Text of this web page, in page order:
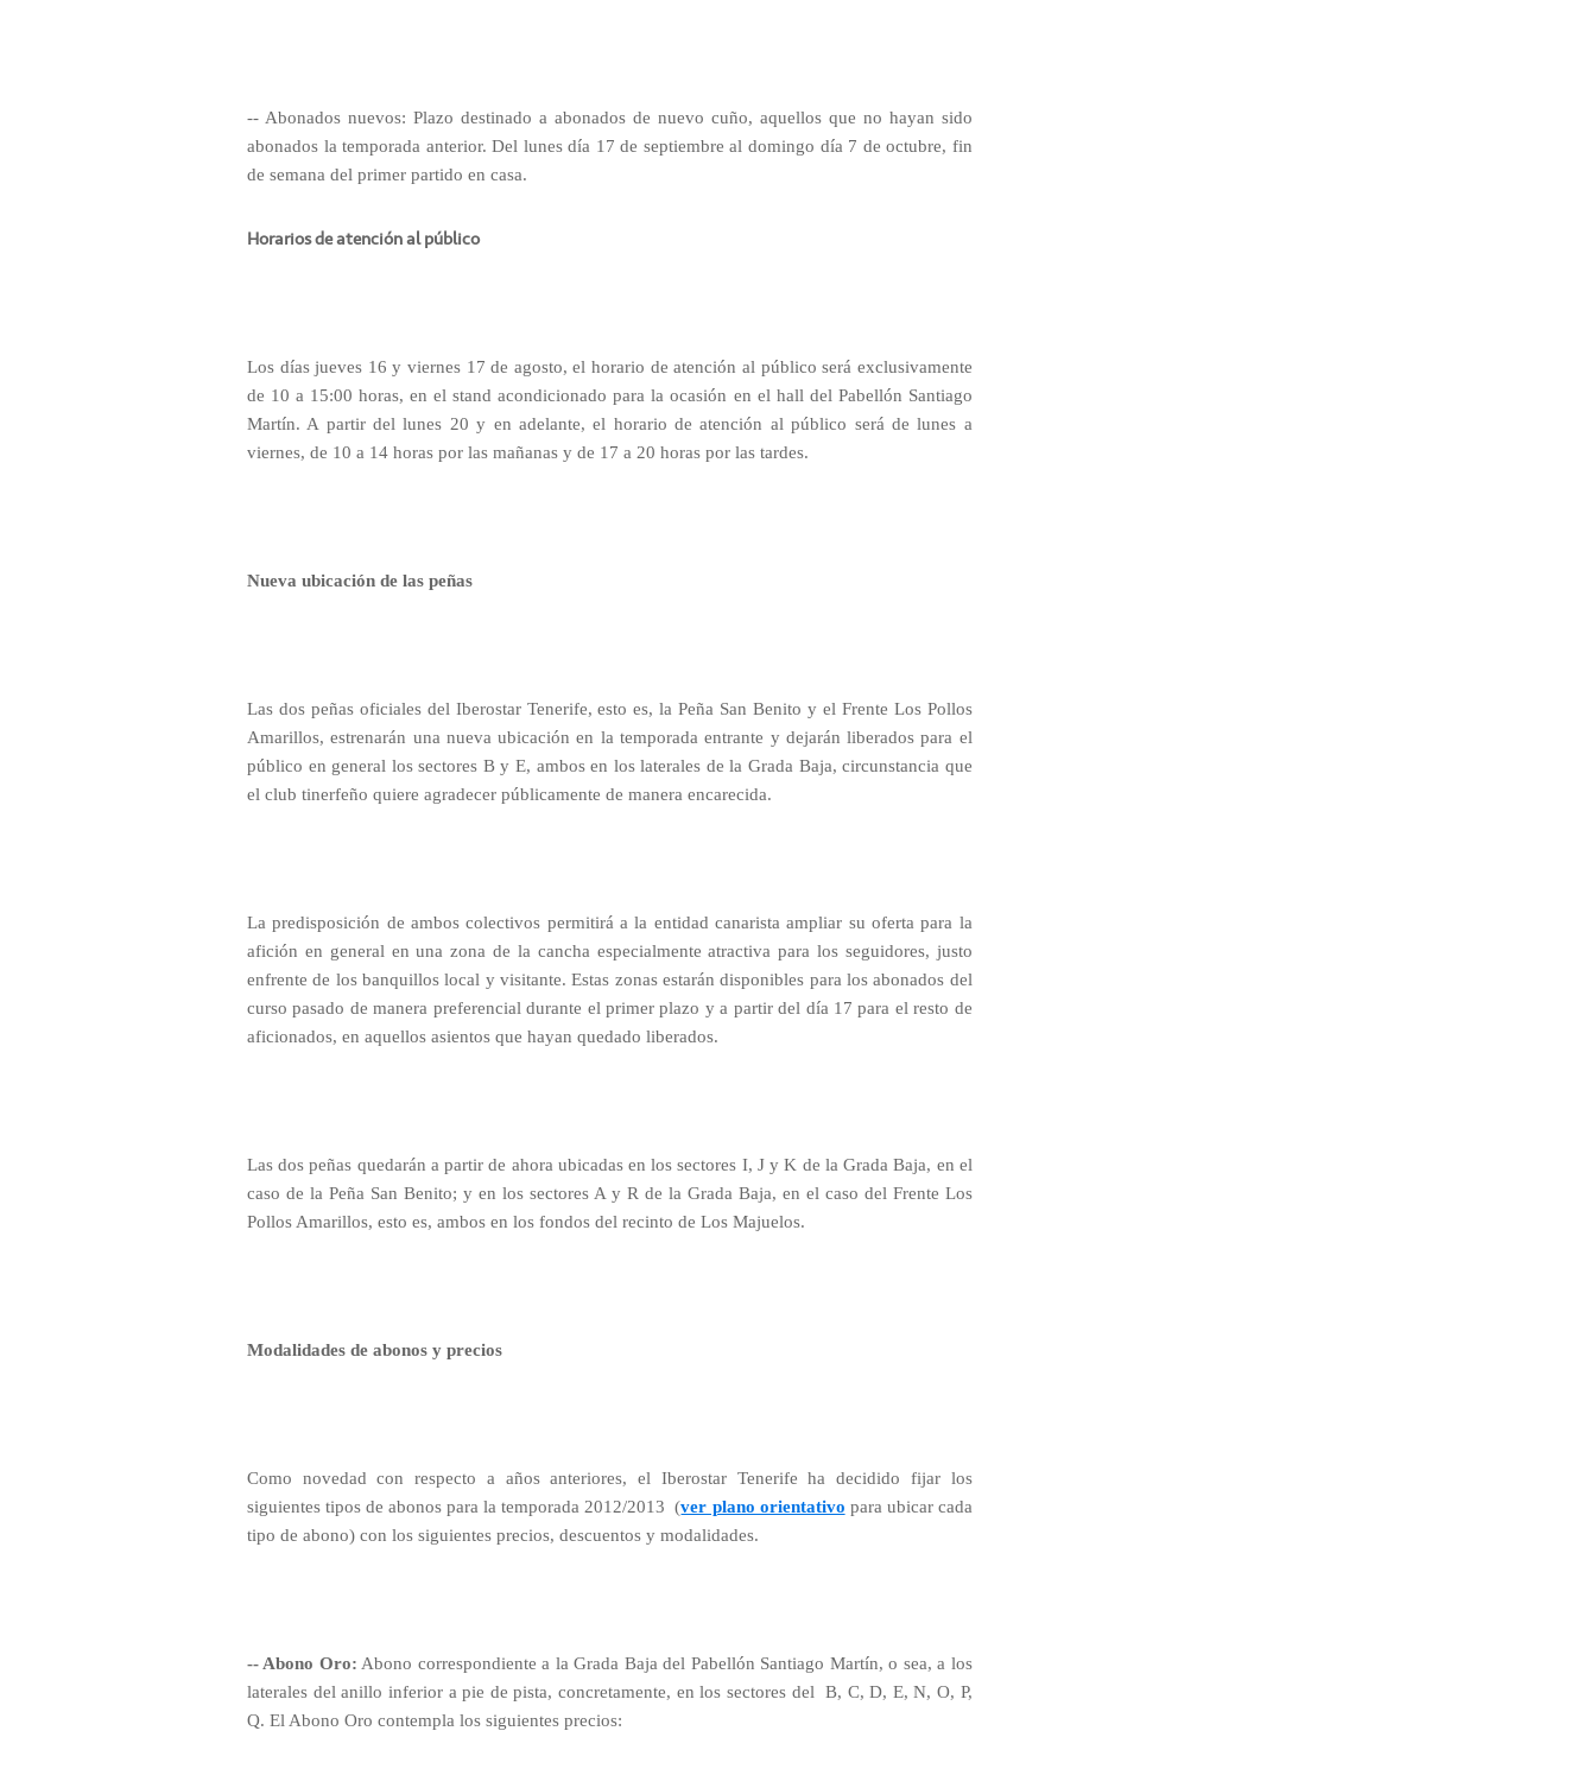
-- Abonados nuevos: Plazo destinado a abonados de nuevo cuño, aquellos que no hayan sido
abonados la temporada anterior. Del lunes día 17 de septiembre al domingo día 7 de octubre, fin
de semana del primer partido en casa.
Horarios de atención al público
Los días jueves 16 y viernes 17 de agosto, el horario de atención al público será exclusivamente
de 10 a 15:00 horas, en el stand acondicionado para la ocasión en el hall del Pabellón Santiago
Martín. A partir del lunes 20 y en adelante, el horario de atención al público será de lunes a
viernes, de 10 a 14 horas por las mañanas y de 17 a 20 horas por las tardes.
Nueva ubicación de las peñas
Las dos peñas oficiales del Iberostar Tenerife, esto es, la Peña San Benito y el Frente Los Pollos
Amarillos, estrenarán una nueva ubicación en la temporada entrante y dejarán liberados para el
público en general los sectores B y E, ambos en los laterales de la Grada Baja, circunstancia que
el club tinerfeño quiere agradecer públicamente de manera encarecida.
La predisposición de ambos colectivos permitirá a la entidad canarista ampliar su oferta para la
afición en general en una zona de la cancha especialmente atractiva para los seguidores, justo
enfrente de los banquillos local y visitante. Estas zonas estarán disponibles para los abonados del
curso pasado de manera preferencial durante el primer plazo y a partir del día 17 para el resto de
aficionados, en aquellos asientos que hayan quedado liberados.
Las dos peñas quedarán a partir de ahora ubicadas en los sectores I, J y K de la Grada Baja, en el
caso de la Peña San Benito; y en los sectores A y R de la Grada Baja, en el caso del Frente Los
Pollos Amarillos, esto es, ambos en los fondos del recinto de Los Majuelos.
Modalidades de abonos y precios
Como novedad con respecto a años anteriores, el Iberostar Tenerife ha decidido fijar los
siguientes tipos de abonos para la temporada 2012/2013 (ver plano orientativo para ubicar cada
tipo de abono) con los siguientes precios, descuentos y modalidades.
-- Abono Oro: Abono correspondiente a la Grada Baja del Pabellón Santiago Martín, o sea, a los
laterales del anillo inferior a pie de pista, concretamente, en los sectores del
B, C, D, E, N, O, P,
Q. El Abono Oro contempla los siguientes precios: